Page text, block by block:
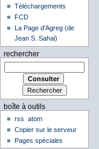
Téléchargements
FCD
La Page d'Agreg (de
Jean S. Sahai)
rechercher
boîte à outils
rss
atom
Copier sur le serveur
Pages spéciales